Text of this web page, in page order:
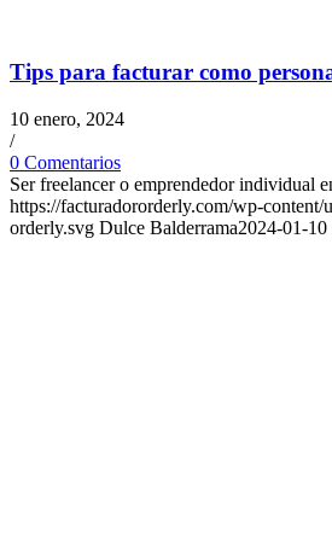
Tips para facturar como
10 enero, 2024
/
0 Comentarios
Ser freelancer o emprendedor individual
https://facturadororderly.com/wp-
orderly.svg Dulce Balderrama2024-01-10